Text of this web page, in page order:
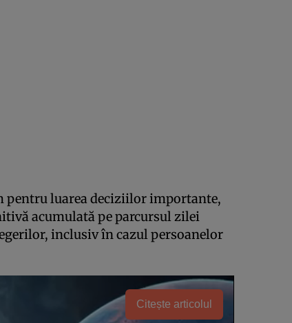
pentru luarea deciziilor importante,
acumulată pe parcursul zilei
inclusiv în cazul persoanelor
Citește articolul